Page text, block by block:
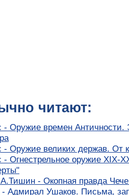
читают:
- Оружие времен
- Оружие великих держав. От
- Огнестрельное оружие XIX-
- Окопная правда
Адмирал Ушаков. Письма,